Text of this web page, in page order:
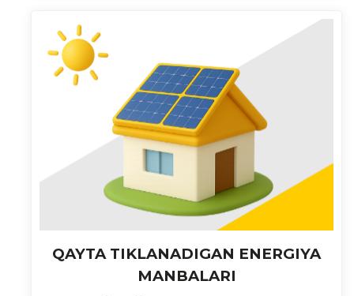
QAYTA TIKLANADIGAN ENERGIYA
MANBALARI